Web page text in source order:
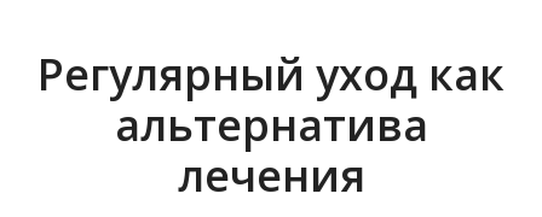
Регулярный уход как
альтернатива
лечения